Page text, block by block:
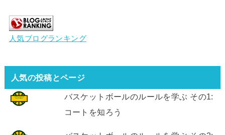
人気ブログランキング
人気の投稿とページ
バスケットボールのルールを学ぶ その1:
コートを知ろう